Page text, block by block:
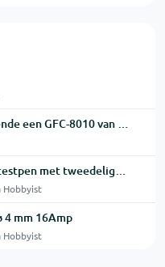
4 mm 16Amp